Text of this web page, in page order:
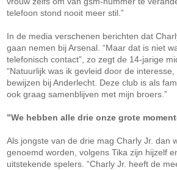
telefoon stond nooit meer stil.”
In de media verschenen berichten dat
gaan nemen bij Arsenal. “Maar dat is niet
telefonisch contact”, zo zegt de 14-jarige
“Natuurlijk was ik gevleid door de
bewijzen bij Anderlecht. Deze club is als
ook graag samenblijven met mijn broers.”
”We hebben alle drie onze grote
Als jongste van de drie mag Charly Jr. dan
genoemd worden, volgens Tika zijn hijzelf
uitstekende spelers. “Charly Jr. heeft de